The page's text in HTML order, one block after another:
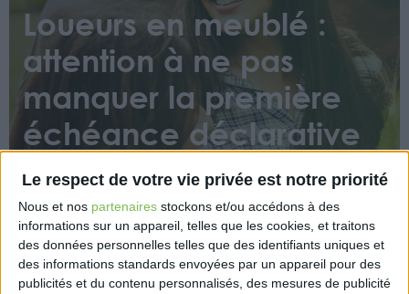
Le respect de votre vie privée est notre priorité
Nous et nos partenaires stockons et/ou accédons à des
informations sur un appareil, telles que les cookies, et traitons
des données personnelles telles que des identifiants uniques et
des informations standards envoyées par un appareil pour des
publicités et du contenu personnalisés, des mesures de publicité
Loueurs en meublé :
attention à ne pas
manquer la première
échéance déclarative
du printemps !